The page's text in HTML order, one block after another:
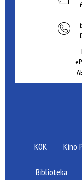
KOK Kino
Biblioteka